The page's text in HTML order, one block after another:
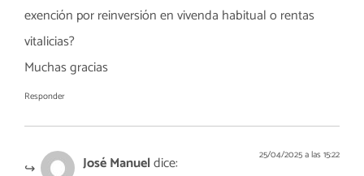
exención por reinversión en vivenda habitual o rentas
vitalicias?
Muchas gracias
Responder
José Manueldice: 25/04/2025 a las 15:22